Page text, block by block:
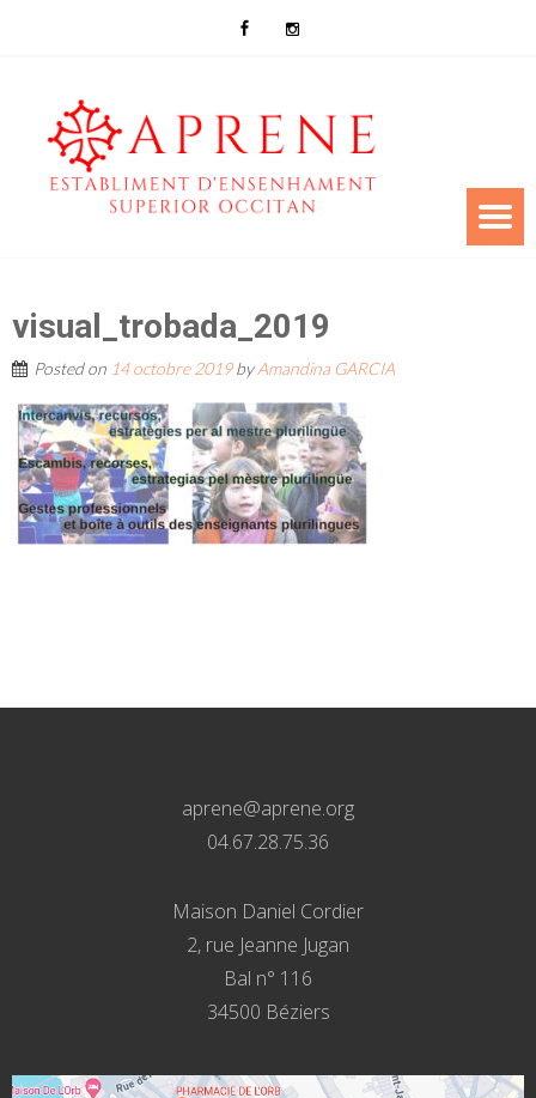
visual_trobada_2019
Posted on 14 octobre 2019byAmandina GARCIA
aprene@aprene.org
04.67.28.75.36
Maison Daniel Cordier
2, rue Jeanne Jugan
Bal n° 116
34500 Béziers